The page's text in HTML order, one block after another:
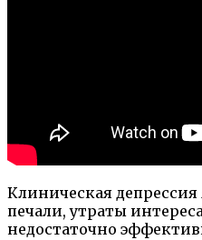
Клиническая
печали, утраты
недостаточно